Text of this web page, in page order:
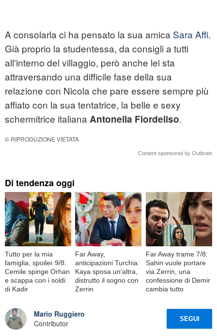
A consolarla ci ha pensato la sua amica Sara Affi.
Già proprio la studentessa, da consigli a tutti
all'interno del villaggio, però anche lei sta
attraversando una difficile fase della sua
relazione con Nicola che pare essere sempre più
affiato con la sua tentatrice, la belle e sexy
schermitrice italiana Antonella Fiordeliso.
© RIPRODUZIONE VIETATA
Content sponsored by Outbrain
Di tendenza oggi
Tutto per la mia
famiglia, spoiler 9/8:
Cemile spinge Orhan
e scappa con i soldi
di Kadir
Far Away,
anticipazioni Turchia:
Kaya sposa un'altra,
distrutto il sogno con
Zerrin
Far Away trame 7/8:
Sahin vuole portare
via Zerrin, una
confessione di Demir
cambia tutto
Mario Ruggiero
Contributor
SEGUI